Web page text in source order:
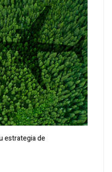
estrategia de